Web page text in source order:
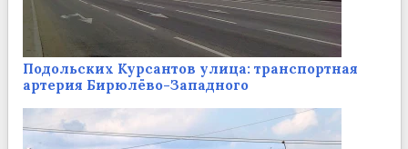
Подольских Курсантов улица: транспортная
артерия Бирюлёво-Западного